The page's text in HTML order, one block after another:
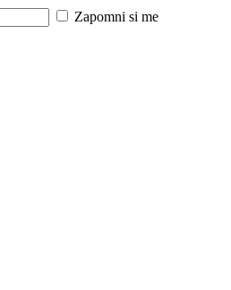
Zapomni si me